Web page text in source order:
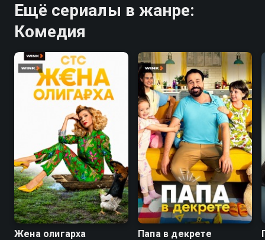
Ещё сериалы в жанре:
Комедия
7.6
Жена олигарха
7.7
Папа в декрете